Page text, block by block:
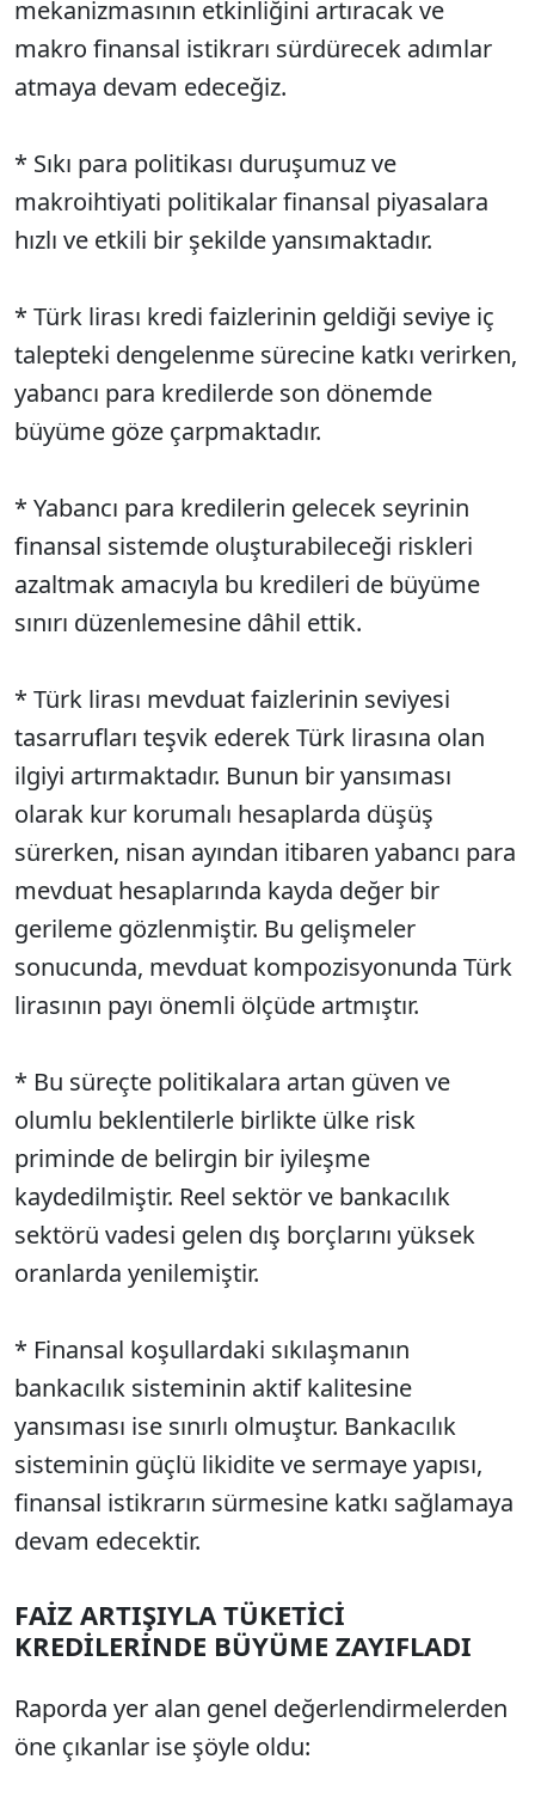
mekanizmasının etkinliğini artıracak ve
makro finansal istikrarı sürdürecek adımlar
atmaya devam edeceğiz.
* Sıkı para politikası duruşumuz ve
makroihtiyati politikalar finansal piyasalara
hızlı ve etkili bir şekilde yansımaktadır.
* Türk lirası kredi faizlerinin geldiği seviye iç
talepteki dengelenme sürecine katkı verirken,
yabancı para kredilerde son dönemde
büyüme göze çarpmaktadır.
* Yabancı para kredilerin gelecek seyrinin
finansal sistemde oluşturabileceği riskleri
azaltmak amacıyla bu kredileri de büyüme
sınırı düzenlemesine dâhil ettik.
* Türk lirası mevduat faizlerinin seviyesi
tasarrufları teşvik ederek Türk lirasına olan
ilgiyi artırmaktadır. Bunun bir yansıması
olarak kur korumalı hesaplarda düşüş
sürerken, nisan ayından itibaren yabancı para
mevduat hesaplarında kayda değer bir
gerileme gözlenmiştir. Bu gelişmeler
sonucunda, mevduat kompozisyonunda Türk
lirasının payı önemli ölçüde artmıştır.
* Bu süreçte politikalara artan güven ve
olumlu beklentilerle birlikte ülke risk
priminde de belirgin bir iyileşme
kaydedilmiştir. Reel sektör ve bankacılık
sektörü vadesi gelen dış borçlarını yüksek
oranlarda yenilemiştir.
* Finansal koşullardaki sıkılaşmanın
bankacılık sisteminin aktif kalitesine
yansıması ise sınırlı olmuştur. Bankacılık
sisteminin güçlü likidite ve sermaye yapısı,
finansal istikrarın sürmesine katkı sağlamaya
devam edecektir.
FAİZ ARTIŞIYLA TÜKETİCİ
KREDİLERİNDE BÜYÜME ZAYIFLADI
Raporda yer alan genel değerlendirmelerden
öne çıkanlar ise şöyle oldu: